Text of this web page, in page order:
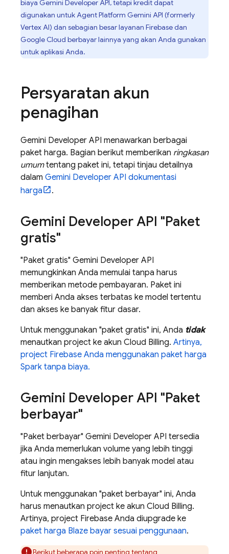
biaya Gemini Developer API, tetapi kredit dapat
digunakan untukAgent Platform Gemini API (formerly
Vertex AI) dan sebagian besar layanan Firebase dan
Google Cloud berbayar lainnya yang akan Anda gunakan
untuk aplikasi Anda.
Persyaratan akun
penagihan
Gemini Developer API menawarkan berbagai
paket harga. Bagian berikut memberikan ringkasan
umumtentang paket ini, tetapi tinjau detailnya
dalam Gemini Developer API dokumentasi
harga
.
Gemini Developer API "Paket
gratis"
"Paket gratis" Gemini Developer API
memungkinkan Anda memulai tanpa harus
memberikan metode pembayaran. Paket ini
memberi Anda akses terbatas ke model tertentu
dan akses ke banyak fitur dasar.
Untuk menggunakan "paket gratis" ini, Anda tidak
menautkan project ke akun Cloud Billing. Artinya,
project Firebase Anda menggunakan paket harga
Spark tanpa biaya.
Gemini Developer API "Paket
berbayar"
"Paket berbayar" Gemini Developer API tersedia
jika Anda memerlukan volume yang lebih tinggi
atau ingin mengakses lebih banyak model atau
fitur lanjutan.
Untuk menggunakan "paket berbayar" ini, Anda
harus menautkan project ke akun Cloud Billing.
Artinya, project Firebase Anda diupgrade ke
paket harga Blaze bayar sesuai penggunaan.
Berikut beberapa poin penting tentang